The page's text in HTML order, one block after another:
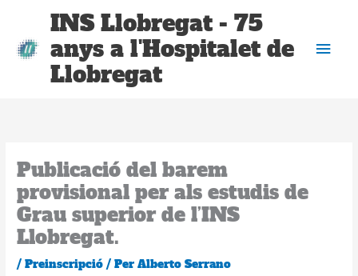
contingut
INS Llobregat - 75
anys a l'Hospitalet de
Llobregat
Publicació del barem
provisional per als estudis de
Grau superior de l’INS
Llobregat.
/Preinscripció / Per Alberto Serrano